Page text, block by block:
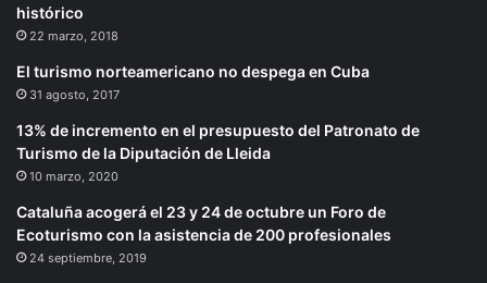
histórico
22 marzo, 2018
El turismo norteamericano no despega en Cuba
31 agosto, 2017
13% de incremento en el presupuesto del Patronato de
Turismo de la Diputación de Lleida
10 marzo, 2020
Cataluña acogerá el 23 y 24 de octubre un Foro de
Ecoturismo con la asistencia de 200 profesionales
24 septiembre, 2019